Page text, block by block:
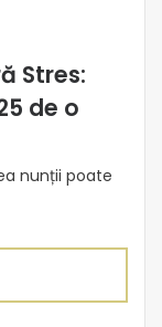
Stres:
de o
nunții poate